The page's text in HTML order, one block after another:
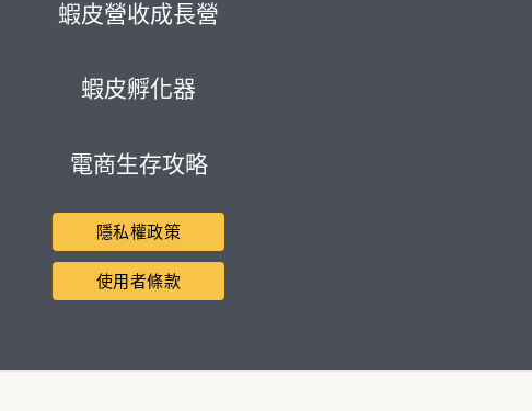
蝦皮營收成長營
蝦皮孵化器
電商生存攻略
隱私權政策
使用者條款